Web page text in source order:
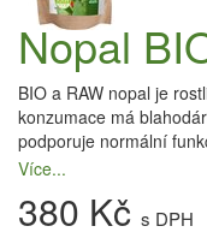
Nopal
BIO a RAW nopal je
konzumace má
podporuje normální
Více...
380 Kč s DPH